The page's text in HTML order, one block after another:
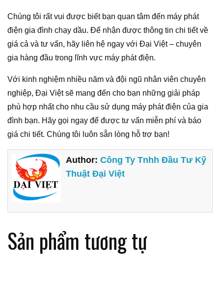
Chúng tôi rất vui được biết bạn quan tâm đến máy phát
điện gia đình chạy dầu. Để nhận được thông tin chi tiết về
giá cả và tư vấn, hãy liên hệ ngay với Đại Việt – chuyên
gia hàng đầu trong lĩnh vực máy phát điện.
Với kinh nghiệm nhiều năm và đội ngũ nhân viên chuyên
nghiệp, Đại Việt sẽ mang đến cho bạn những giải pháp
phù hợp nhất cho nhu cầu sử dụng máy phát điện của gia
đình bạn. Hãy gọi ngay để được tư vấn miễn phí và báo
giá chi tiết. Chúng tôi luôn sẵn lòng hỗ trợ bạn!
Author:Công Ty Tnhh Đầu Tư Kỹ
Thuật Đại Việt
Sản phẩm tương tự